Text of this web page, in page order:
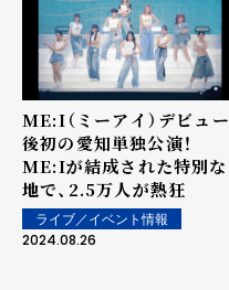
ME:I（ミーアイ）デビュー
後初の愛知単独公演！
ME:Iが結成された特別な
地で、2.5万人が熱狂
ライブ／イベント情報
2024.08.26